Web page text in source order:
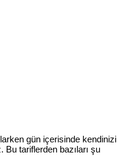
gün içerisinde kendinizi
tariflerden bazıları şu